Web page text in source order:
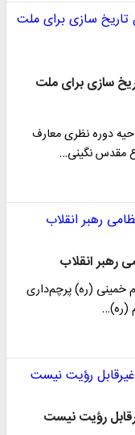
سازی برای ملت
دوره نظری معارف
مقدس نگینی…
رهبر انقلاب
خمینی (ره) پرچم‌داری
(ره)…
رؤیت نیست